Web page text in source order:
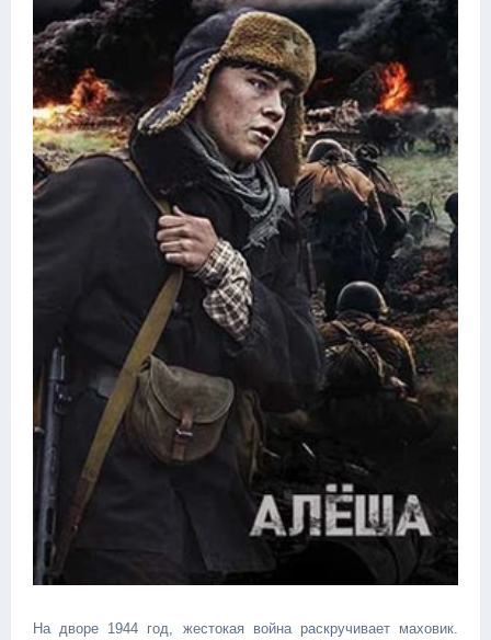
На дворе 1944 год, жестокая война раскручивает маховик.